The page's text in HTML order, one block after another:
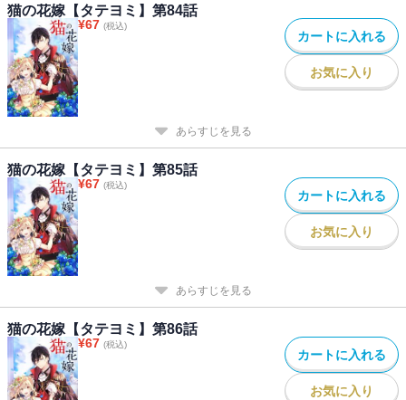
猫の花嫁【タテヨミ】第84話
¥67 (税込)
カートに入れる
お気に入り
あらすじを見る
猫の花嫁【タテヨミ】第85話
¥67 (税込)
カートに入れる
お気に入り
あらすじを見る
猫の花嫁【タテヨミ】第86話
¥67 (税込)
カートに入れる
お気に入り